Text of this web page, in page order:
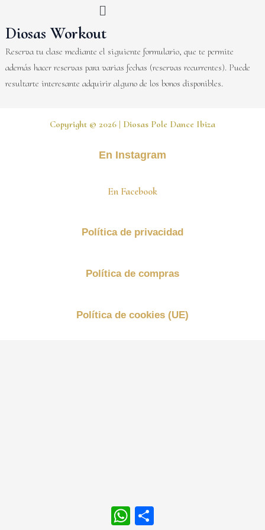
contenido
Menú
Diosas Workout
Reserva tu clase mediante el siguiente formulario, que te permite
además hacer reservas para varias fechas (reservas recurrentes). Puede
resultarte interesante adquirir alguno de los bonos disponibles.
Copyright © 2026 | Diosas Pole Dance Ibiza
En Instagram
En Facebook
Política de privacidad
Política de compras
Política de cookies (UE)
WhatsApp